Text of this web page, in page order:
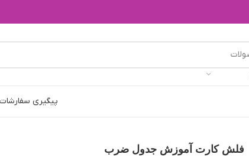
پیگیری سفارشات
فلش کارت آموزش جدول ضرب